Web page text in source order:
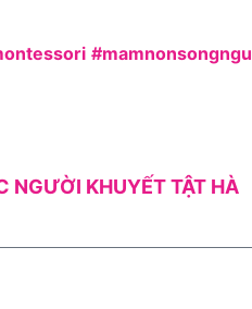
#mamnonsongngu
NGƯỜI KHUYẾT TẬT HÀ